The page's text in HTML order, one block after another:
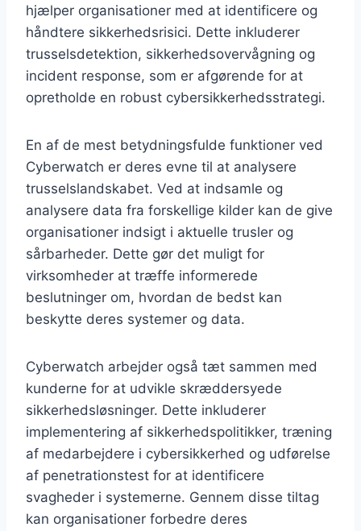
hjælper organisationer med at identificere og
håndtere sikkerhedsrisici. Dette inkluderer
trusselsdetektion, sikkerhedsovervågning og
incident response, som er afgørende for at
opretholde en robust cybersikkerhedsstrategi.
En af de mest betydningsfulde funktioner ved
Cyberwatch er deres evne til at analysere
trusselslandskabet. Ved at indsamle og
analysere data fra forskellige kilder kan de give
organisationer indsigt i aktuelle trusler og
sårbarheder. Dette gør det muligt for
virksomheder at træffe informerede
beslutninger om, hvordan de bedst kan
beskytte deres systemer og data.
Cyberwatch arbejder også tæt sammen med
kunderne for at udvikle skræddersyede
sikkerhedsløsninger. Dette inkluderer
implementering af sikkerhedspolitikker, træning
af medarbejdere i cybersikkerhed og udførelse
af penetrationstest for at identificere
svagheder i systemerne. Gennem disse tiltag
kan organisationer forbedre deres